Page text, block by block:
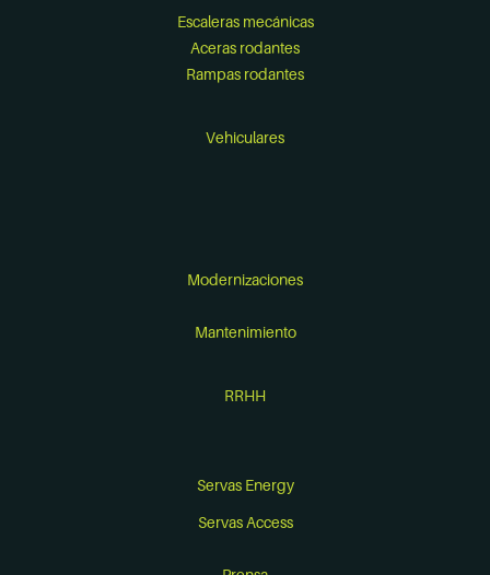
Escaleras mecánicas
Aceras rodantes
Rampas rodantes
Vehiculares
Modernizaciones
Mantenimiento
RRHH
Servas Energy
Servas Access